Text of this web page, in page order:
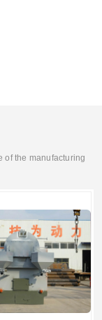
of the manufacturing